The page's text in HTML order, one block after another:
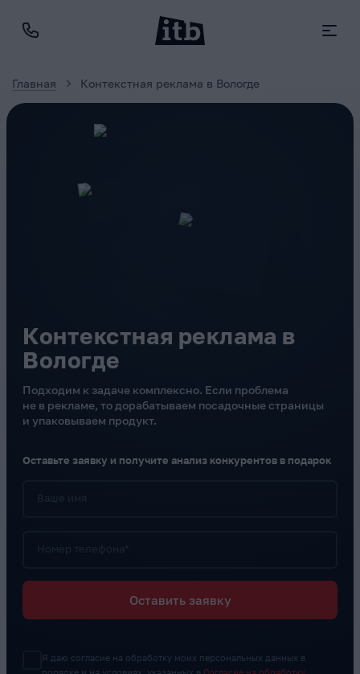
Главная Контекстная реклама в Вологде
Контекстная реклама в
Вологде
Подходим к задаче комплексно. Если проблема
не в рекламе, то дорабатываем посадочные страницы
и упаковываем продукт.
Оставьте заявку и получите анализ конкурентов в подарок
Оставить заявку
Я даю согласие на обработку моих персональных данных в